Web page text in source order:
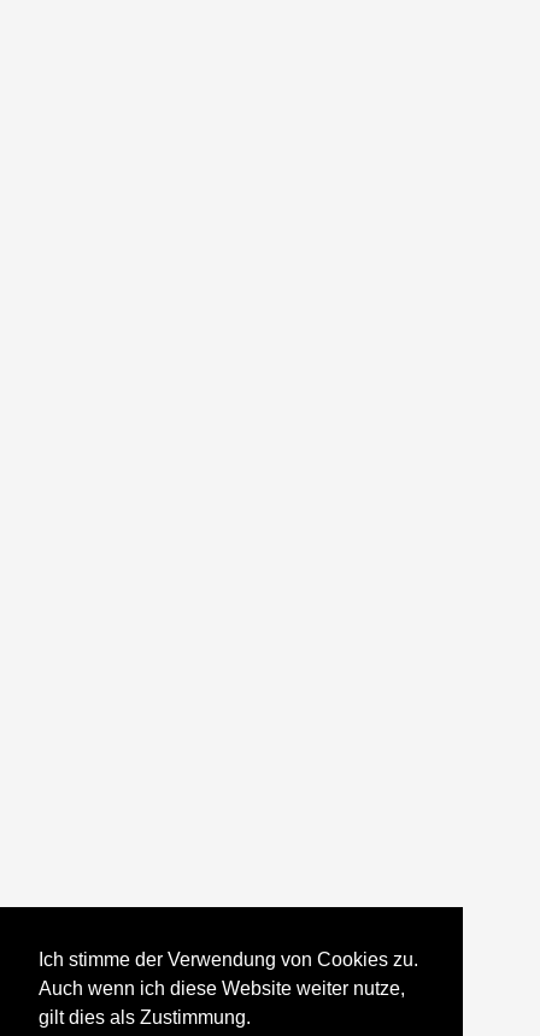
Ich stimme der Verwendung von Cookies zu.
Auch wenn ich diese Website weiter nutze,
gilt dies als Zustimmung.